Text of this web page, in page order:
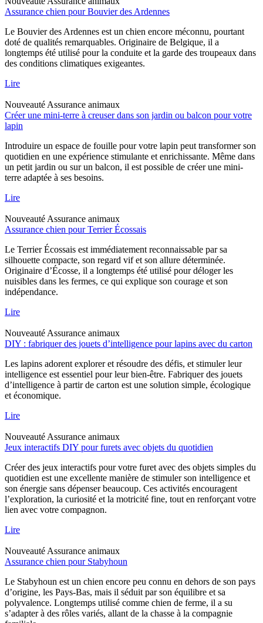
Assurance chien pour Bouvier des Ardennes
Le Bouvier des Ardennes est un chien encore méconnu, pourtant
doté de qualités remarquables. Originaire de Belgique, il a
longtemps été utilisé pour la conduite et la garde des troupeaux dans
des conditions climatiques exigeantes.
Lire
Nouveauté Assurance animaux
Créer une mini-terre à creuser dans son jardin ou balcon pour votre
lapin
Introduire un espace de fouille pour votre lapin peut transformer son
quotidien en une expérience stimulante et enrichissante. Même dans
un petit jardin ou sur un balcon, il est possible de créer une mini-
terre adaptée à ses besoins.
Lire
Nouveauté Assurance animaux
Assurance chien pour Terrier Écossais
Le Terrier Écossais est immédiatement reconnaissable par sa
silhouette compacte, son regard vif et son allure déterminée.
Originaire d’Écosse, il a longtemps été utilisé pour déloger les
nuisibles dans les fermes, ce qui explique son courage et son
indépendance.
Lire
Nouveauté Assurance animaux
DIY : fabriquer des jouets d’intelligence pour lapins avec du carton
Les lapins adorent explorer et résoudre des défis, et stimuler leur
intelligence est essentiel pour leur bien-être. Fabriquer des jouets
d’intelligence à partir de carton est une solution simple, écologique
et économique.
Lire
Nouveauté Assurance animaux
Jeux interactifs DIY pour furets avec objets du quotidien
Créer des jeux interactifs pour votre furet avec des objets simples du
quotidien est une excellente manière de stimuler son intelligence et
son énergie sans dépenser beaucoup. Ces activités encouragent
l’exploration, la curiosité et la motricité fine, tout en renforçant votre
lien avec votre compagnon.
Lire
Nouveauté Assurance animaux
Assurance chien pour Stabyhoun
Le Stabyhoun est un chien encore peu connu en dehors de son pays
d’origine, les Pays-Bas, mais il séduit par son équilibre et sa
polyvalence. Longtemps utilisé comme chien de ferme, il a su
s’adapter à des rôles variés, allant de la chasse à la compagnie